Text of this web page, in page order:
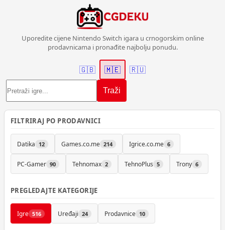
Uporedite cijene Nintendo Switch igara u crnogorskim online
prodavnicama i pronađite najbolju ponudu.
Traži
🇬🇧 🇲🇪 🇷🇺
FILTRIRAJ PO PRODAVNICI
Datika 12 Games.co.me 214 Igrice.co.me 6
PC-Gamer 90 Tehnomax 2 TehnoPlus 5 Trony 6
PREGLEDAJTE KATEGORIJE
Igre 516 Uređaji 24 Prodavnice 10